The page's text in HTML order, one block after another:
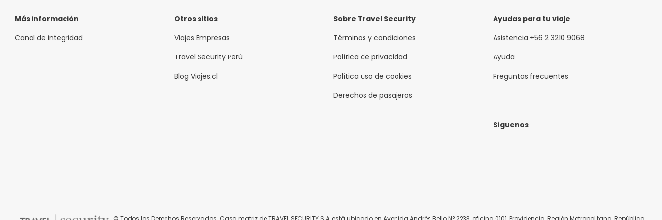
Más información
Canal de integridad
Otros sitios
Viajes Empresas
Travel Security Perú
Blog Viajes.cl
Sobre Travel Security
Términos y condiciones
Política de privacidad
Política uso de cookies
Derechos de pasajeros
Ayudas para tu viaje
Asistencia +56 2 3210 9068
Ayuda
Preguntas frecuentes
Síguenos